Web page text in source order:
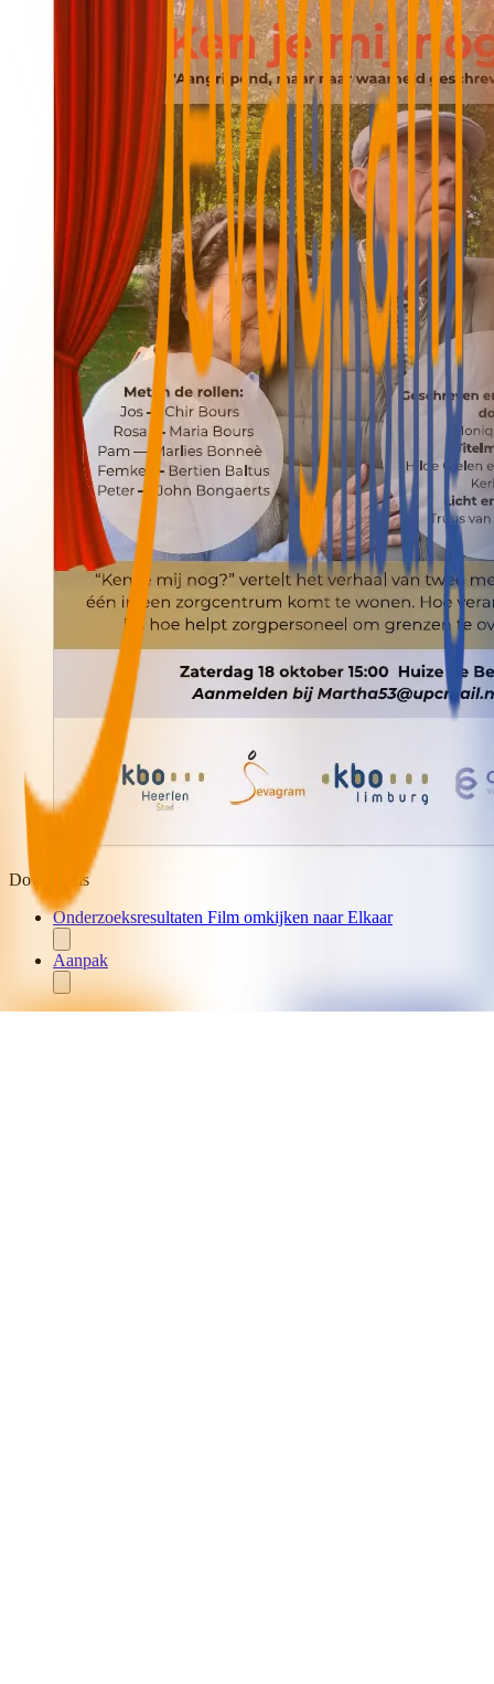
Downloads
Onderzoeksresultaten Film omkijken naar Elkaar
Aanpak